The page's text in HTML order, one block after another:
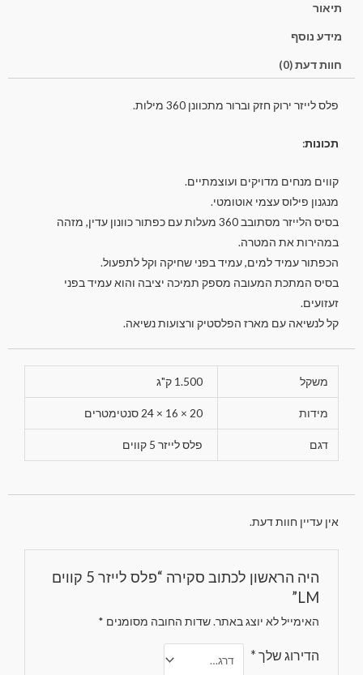
תיאור
מידע נוסף
חוות דעת (0)
פלס לייזר ירוק חזק וברור מתכוונן 360 מילות.
תכונות:
קווים מנחים מדויקים ועוצמתיים.
מנגנון פילוס עצמי אוטומטי.
בסיס הלייזר מסתובב 360 מעלות עם כפתור כוונון עדין, מזהה
במהירות את המטרה.
הכפתור עמיד למים, עמיד בפני שחיקה וקל לתפעול.
בסיס המתכת המעובה מספק תמיכה יציבה והוא עמיד בפני
זעזועים.
קל לנשיאה עם מארז הפלסטיק ורצועות נשיאה.
משקל 1.500 ק"ג
מידות 20 × 16 × 24 סנטימטרים
דגם פלס לייזר 5 קווים
אין עדיין חוות דעת.
היה הראשון לכתוב סקירה “פלס לייזר 5 קווים
LM”
האימייל לא יוצג באתר.שדות החובה מסומנים *
הדירוג שלך *